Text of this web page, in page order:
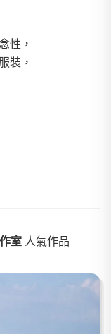
性，
裝，
室 人氣作品